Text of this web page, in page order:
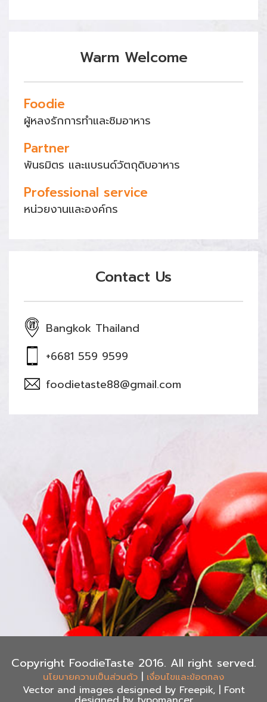
Warm Welcome
Foodie
ผู้หลงรักการทำและชิมอาหาร
Partner
พันธมิตร และแบรนด์วัตถุดิบอาหาร
Professional service
หน่วยงานและองค์กร
Contact Us
Bangkok Thailand
+6681 559 9599
foodietaste88@gmail.com
Copyright FoodieTaste 2016. All right served.
นโยบายความเป็นส่วนตัว | เงื่อนไขและข้อตกลง
Vector and images designed by Freepik, | Font